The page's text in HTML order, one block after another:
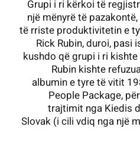
Grupi i ri kërkoi të
një mënyrë të
të rriste produktivitetin e
Rick Rubin, duroi, pasi
kushdo që grupi i ri
Rubin kishte
albumin e tyre të vitit
People Package,
trajtimit nga Kiedis
Slovak (i ​​cili vdiq nga një